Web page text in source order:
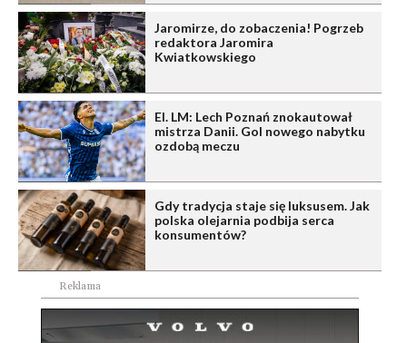
Jaromirze, do zobaczenia! Pogrzeb
redaktora Jaromira
Kwiatkowskiego
El. LM: Lech Poznań znokautował
mistrza Danii. Gol nowego nabytku
ozdobą meczu
Gdy tradycja staje się luksusem. Jak
polska olejarnia podbija serca
konsumentów?
Reklama